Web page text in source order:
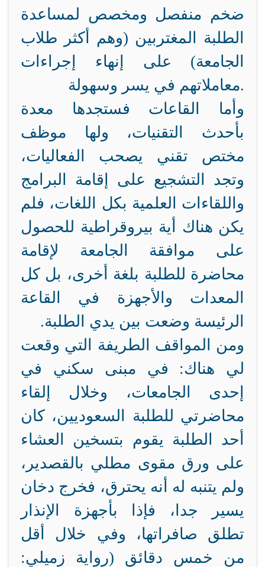
ضخم منفصل ومخصص لمساعدة
الطلبة المغتربين (وهم أكثر طلاب
الجامعة) على إنهاء إجراءات
معاملاتهم في يسر وسهولة.
وأما القاعات فستجدها معدة
بأحدث التقنيات، ولها موظف
مختص تقني يصحب الفعاليات،
وتجد التشجيع على إقامة البرامج
واللقاءات العلمية بكل اللغات، فلم
يكن هناك أية بيروقراطية للحصول
على موافقة الجامعة لإقامة
محاضرة للطلبة بلغة أخرى، بل كل
المعدات والأجهزة في القاعة
الرئيسة وضعت بين يدي الطلبة.
ومن المواقف الطريفة التي وقعت
لي هناك: في مبنى سكني في
إحدى الجامعات، وخلال إلقاء
محاضرتي للطلبة السعوديين، كان
أحد الطلبة يقوم بتسخين العشاء
على ورق مقوى مطلي بالقصدير،
ولم يتنبه له أنه يحترق، فخرج دخان
يسير جدا، فإذا بأجهزة الإنذار
تطلق صافراتها، وفي خلال أقل
من خمس دقائق (رواية زميلي: